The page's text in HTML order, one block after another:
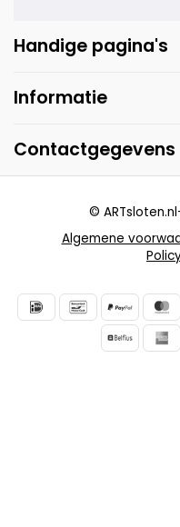
Handige pagina's
Informatie
Contactgegevens
Algemene
© ARTsloten.nl